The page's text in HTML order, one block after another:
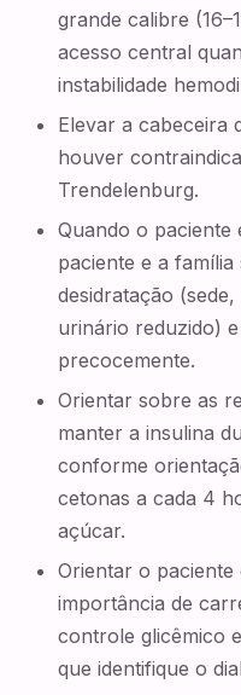
grande calibre
acesso central
instabilidade
Elevar a cabeceira
houver
Trendelenburg.
Quando o
paciente e a
desidratação
urinário reduzido)
precocemente.
Orientar sobre as
manter a insulina
conforme
cetonas a cada 4
açúcar.
Orientar o
importância de
controle glicêmico
que identifique o